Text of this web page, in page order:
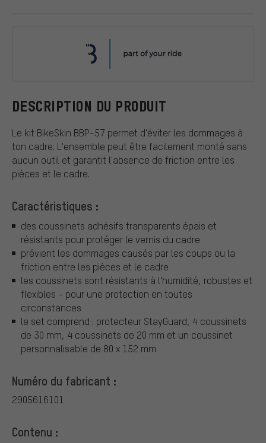
DESCRIPTION DU PRODUIT
Le kit BikeSkin BBP-57 permet d'éviter les dommages à
ton cadre. L'ensemble peut être facilement monté sans
aucun outil et garantit l'absence de friction entre les
pièces et le cadre.
Caractéristiques :
des coussinets adhésifs transparents épais et
résistants pour protéger le vernis du cadre
prévient les dommages causés par les coups ou la
friction entre les pièces et le cadre
les coussinets sont résistants à l'humidité, robustes et
flexibles - pour une protection en toutes
circonstances
le set comprend : protecteur StayGuard, 4 coussinets
de 30 mm, 4 coussinets de 20 mm et un coussinet
personnalisable de 80 x 152 mm
Numéro du fabricant :
2905616101
Contenu :